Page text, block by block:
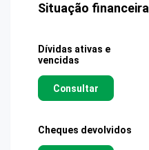
Situação financeira
Dívidas ativas e
vencidas
Consultar
Cheques devolvidos